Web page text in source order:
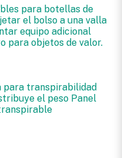
para botellas de
el bolso a una valla
equipo adicional
para objetos de valor.
para transpirabilidad
el peso Panel